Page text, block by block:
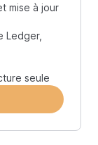
mise à jour
Ledger,
seule